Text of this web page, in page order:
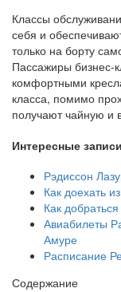
Классы
себя и
только на борту
Пассажиры бизнес-
комфортными
класса, помимо
получают чайную и
Интересные
Рэдиссон
Как доехать
Как
Авиабилеты
Амуре
Расписание
Содержание